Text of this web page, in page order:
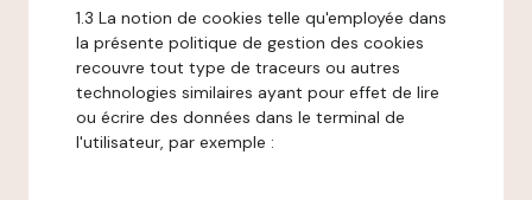
1.3 La notion de cookies telle qu'employée dans
la présente politique de gestion des cookies
recouvre tout type de traceurs ou autres
technologies similaires ayant pour effet de lire
ou écrire des données dans le terminal de
l'utilisateur, par exemple :